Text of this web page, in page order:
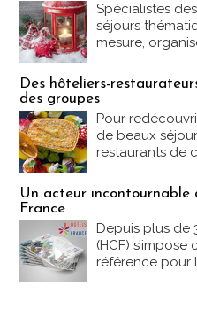
Spécialistes
séjours
mesure,
Des hôteliers-
des groupes
Pour
de beaux
restaurants de
Un acteur incontournable
France
Depuis plus de
(HCF)
référence pour